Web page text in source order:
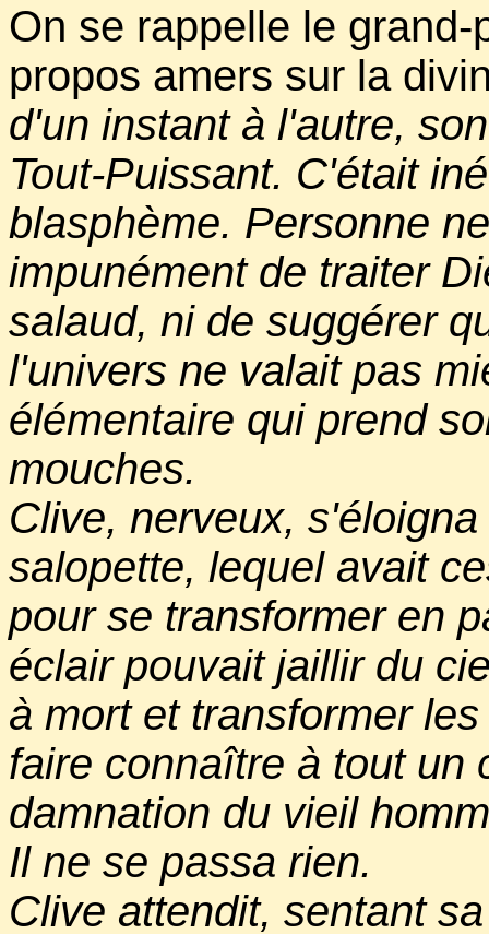
On se rappelle le
propos amers sur la
d'un instant à l'autre,
Tout-Puissant. C'était
blasphème. Personne
impunément de traiter
salaud, ni de suggérer
l'univers ne valait pas
élémentaire qui prend
mouches.
Clive, nerveux,
salopette, lequel avait
pour se transformer en
éclair pouvait jaillir du
à mort et transformer
faire connaître à tout un
damnation du vieil
Il ne se passa rien.
Clive attendit, sentant